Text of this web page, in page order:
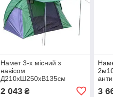
Намет 3-х місний з
навісом
Д210хШ250хВ135см
2 043₴ 3